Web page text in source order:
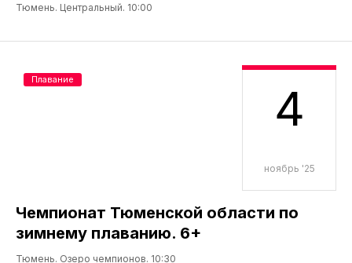
Тюмень. Центральный. 10:00
4
ноябрь '25
Чемпионат Тюменской области по
зимнему плаванию. 6+
Тюмень. Озеро чемпионов. 10:30
Плавание